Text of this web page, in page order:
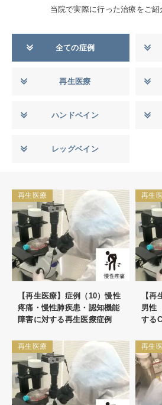
当院で実際に行った治療をご紹
全ての症例
再生医療
ハンドベイン
レッグベイン
再生医療
【再生医療】症例（10）慢性
疼痛・慢性肺疾患・認知機能
障害に対する再生医療症例
再生
【
男性
する
再生医療 再生